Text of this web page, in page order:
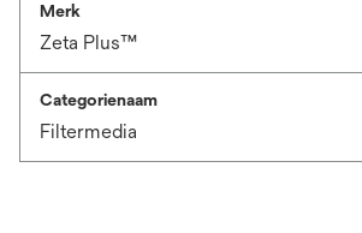
Merk
Zeta Plus™
Categorienaam
Filtermedia